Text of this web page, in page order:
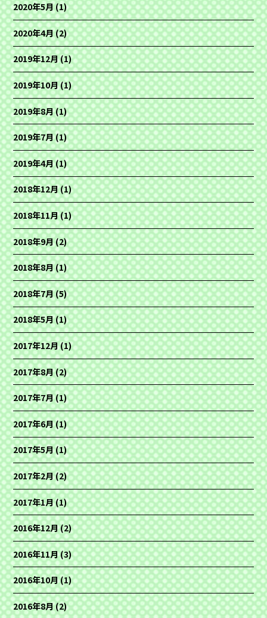
2020年5月(1)
2020年4月(2)
2019年12月(1)
2019年10月(1)
2019年8月(1)
2019年7月(1)
2019年4月(1)
2018年12月(1)
2018年11月(1)
2018年9月(2)
2018年8月(1)
2018年7月(5)
2018年5月(1)
2017年12月(1)
2017年8月(2)
2017年7月(1)
2017年6月(1)
2017年5月(1)
2017年2月(2)
2017年1月(1)
2016年12月(2)
2016年11月(3)
2016年10月(1)
2016年8月(2)